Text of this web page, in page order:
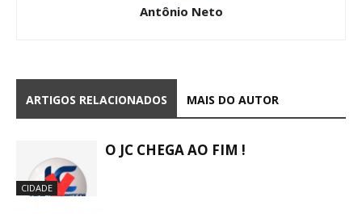
Antônio Neto
ARTIGOS RELACIONADOS MAIS DO AUTOR
CIDADE
O JC CHEGA AO FIM !